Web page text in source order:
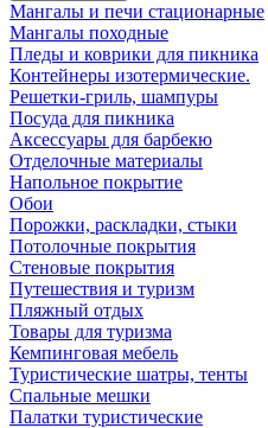
Мангалы и печи стационарные
Мангалы походные
Пледы и коврики для пикника
Контейнеры изотермические.
Решетки-гриль, шампуры
Посуда для пикника
Аксессуары для барбекю
Отделочные материалы
Напольное покрытие
Обои
Порожки, раскладки, стыки
Потолочные покрытия
Стеновые покрытия
Путешествия и туризм
Пляжный отдых
Товары для туризма
Кемпинговая мебель
Туристические шатры, тенты
Спальные мешки
Палатки туристические